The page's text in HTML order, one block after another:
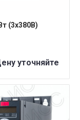
(3x380B)
уточняйте